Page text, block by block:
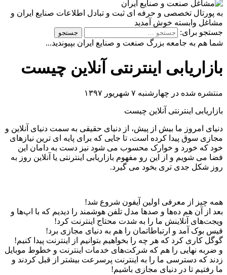
به پورتال تخصصی و حرفه ای ثبت و تبادل اطلاعات صنایع ایران و
مشاغل وابسته خوش آمدید
جستجو برای:
شما هم به جامعه بزرگ صنعت و صنایع ایران بپیوندید...
بازاریابی اینترنتی آنلاین چیست
منتشره شده در چهارشنبه ۷ شهریور ۱۳۹۷
بازاریابی اینترنتی آنلاین چیست
دنیای امروز ما بیش از پیش، از دنیای حقیقی به سمت دنیای آنلاین و
مجازی سوق پیدا کرده است، تا جایی که برای پایه ای ترین نیازهای
خود که خورد و خوارک محسوب می شود نیز دست به دامان این
فضا می شویم و از این رو مفهوم بازاریابی اینترنتی یا آنلاین روز به
روز شکل جدی تری بخود می گیرد.
همه چیز از معرفی اولین آیفون شروع شد!
بعد از آن هم دهها و صدها مدل تلفن هوشمند را دیدیم که با اپها و
ویجتهای آنلاینش ما را به شدت محتاج اینترنت کرد!
فیس بوک آمد و ارتباطاتمان را هم به دنیای مجازی برد!
گوگل کاری کرد که هر چه را بخواهیم بتوانیم از اینترنت پیدا کنیم!
و ضربه نهایی را هم که شرکتهای خدمات اینترنت و خطوط موبایل
زدند که دسترسی ما را به اینترنت پرسرعت بیشتر از قبل کردند و
ما رفتیم تا در دنیای مجازی باشیم!